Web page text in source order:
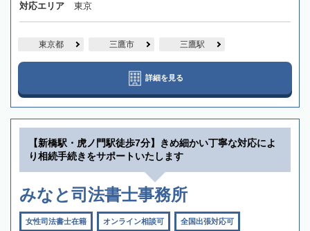
対応エリア 東京
東京都 三鷹市 三鷹駅
詳細を見る
【新橋駅・虎ノ門駅徒歩7分】きめ細かい丁寧な対応によ
り相続手続きをサポートいたします
みなと司法書士事務所
女性司法書士在籍 オンライン相談可 全国出張対応可